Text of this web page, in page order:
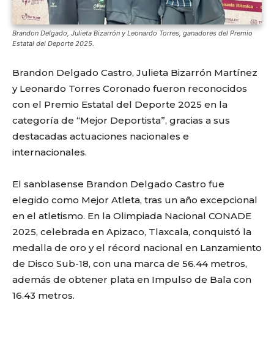
Brandon Delgado, Julieta Bizarrón y Leonardo Torres, ganadores del Premio
Estatal del Deporte 2025.
Brandon Delgado Castro, Julieta Bizarrón Martínez
y Leonardo Torres Coronado fueron reconocidos
con el Premio Estatal del Deporte 2025 en la
categoría de “Mejor Deportista”, gracias a sus
destacadas actuaciones nacionales e
internacionales.
El sanblasense Brandon Delgado Castro fue
elegido como Mejor Atleta, tras un año excepcional
en el atletismo. En la Olimpiada Nacional CONADE
2025, celebrada en Apizaco, Tlaxcala, conquistó la
medalla de oro y el récord nacional en Lanzamiento
de Disco Sub-18, con una marca de 56.44 metros,
además de obtener plata en Impulso de Bala con
16.43 metros.